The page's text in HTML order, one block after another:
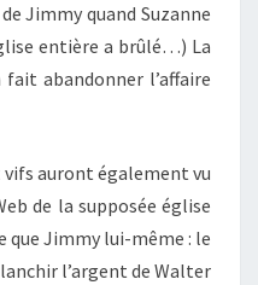
Jimmy quand Suzanne
entière a brûlé…) La
abandonner l’affaire
vifs auront également vu
de la supposée église
que Jimmy lui-même : le
l’argent de Walter